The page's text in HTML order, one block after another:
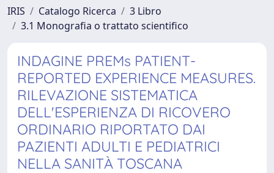
IRIS Catalogo Ricerca
3 Libro
3.1 Monografia o trattato scientifico
INDAGINE PREMs PATIENT-
REPORTED EXPERIENCE MEASURES.
RILEVAZIONE SISTEMATICA
DELL'ESPERIENZA DI RICOVERO
ORDINARIO RIPORTATO DAI
PAZIENTI ADULTI E PEDIATRICI
NELLA SANITÀ TOSCANA